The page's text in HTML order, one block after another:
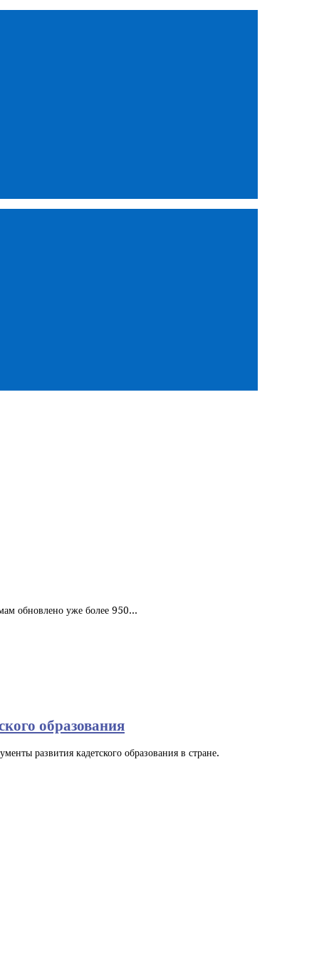
обновлено уже более 950...
образования
развития кадетского образования в стране.